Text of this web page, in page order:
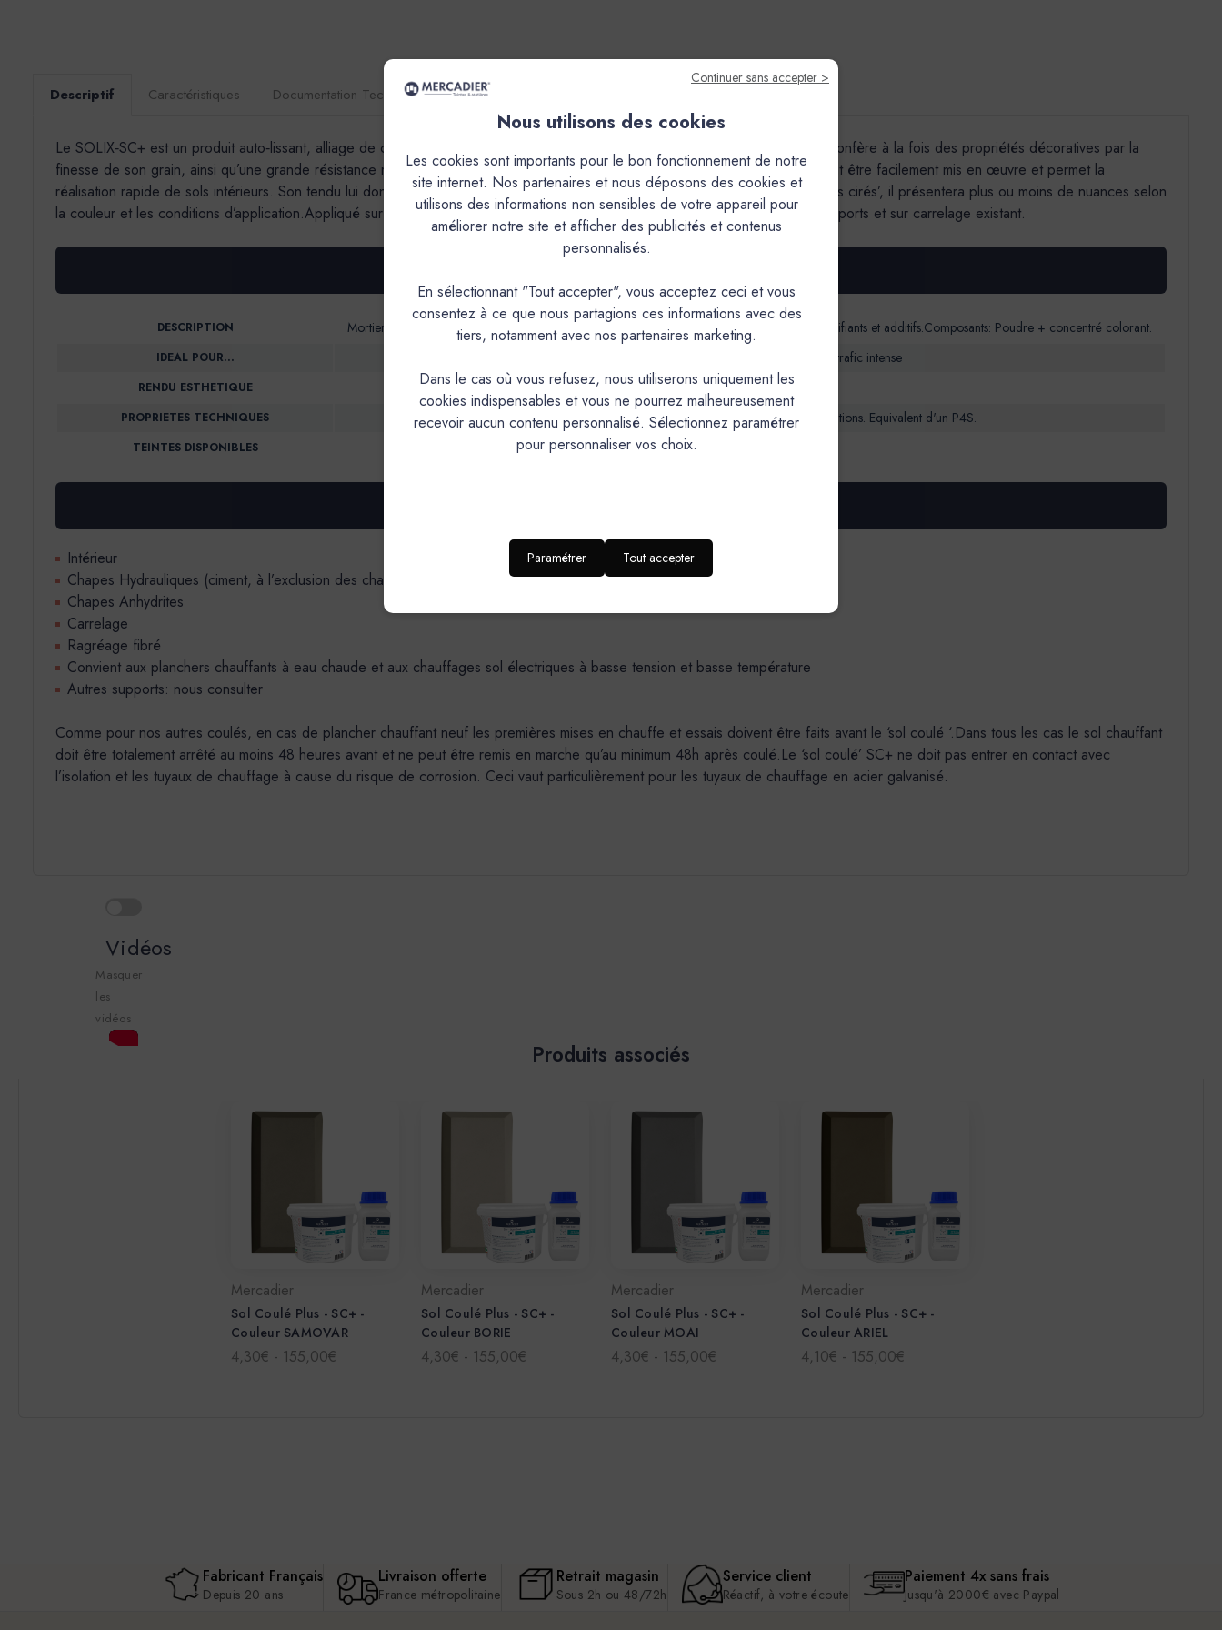
Descriptif Caractéristiques Documentation Technique Couleurs & Échantillons
Le SOLIX‐SC+ est un produit auto‐lissant, alliage de ciments spéciaux, charges minérales, fluidifiants et additifs.Sa formule lui confère à la fois des propriétés décoratives par la
finesse de son grain, ainsi qu’une grande résistance mécanique, du niveau d'un classement à P4S.De consistance fluide, il peut être facilement mis en œuvre et permet la
réalisation rapide de sols intérieurs. Son tendu lui donne l'aspect d’un béton lissé, teinté dans la masse. Comme tous les ‘bétons cirés’, il présentera plus ou moins de nuances selon
la couleur et les conditions d’application.Appliqué sur une épaisseur de 4 à 10 mm, il permet de travailler sur la plupart des supports et sur carrelage existant.
DESCRIPTION Mortier auto-lissant, teinté dans la masse, alliage de ciments spéciaux, charges minérales, fluidifiants et additifs.Composants: Poudre + concentré colorant.
IDEAL POUR… Sol intérieur de grande superficie, adapté au trafic intense
RENDU ESTHETIQUE Aspect tendu et soyeux, grain fin.
PROPRIETES TECHNIQUES Grande résistance mécanique, bonne résistance aux sollicitations. Equivalent d'un P4S.
TEINTES DISPONIBLES
Intérieur
Chapes Hydrauliques (ciment, à l’exclusion des chapes légères)
Chapes Anhydrites
Carrelage
Ragréage fibré
Convient aux planchers chauffants à eau chaude et aux chauffages sol électriques à basse tension et basse température
Autres supports: nous consulter
Comme pour nos autres coulés, en cas de plancher chauffant neuf les premières mises en chauffe et essais doivent être faits avant le ‘sol coulé ‘.Dans tous les cas le sol chauffant
doit être totalement arrêté au moins 48 heures avant et ne peut être remis en marche qu’au minimum 48h après coulé.Le ‘sol coulé’ SC+ ne doit pas entrer en contact avec
l’isolation et les tuyaux de chauffage à cause du risque de corrosion. Ceci vaut particulièrement pour les tuyaux de chauffage en acier galvanisé.
Vidéos
Masquer
les
vidéos
Produits associés
Mercadier
Sol Coulé Plus - SC+ -
Couleur SAMOVAR
4,30€ - 155,00€
Mercadier
Sol Coulé Plus - SC+ -
Couleur BORIE
4,30€ - 155,00€
Mercadier
Sol Coulé Plus - SC+ -
Couleur MOAI
4,30€ - 155,00€
Mercadier
Sol Coulé Plus - SC+ -
Couleur ARIEL
4,10€ - 155,00€
Fabricant Français
Depuis 20 ans
Livraison offerte
France métropolitaine
Retrait magasin
Sous 2h ou 48/72h
Service client
Réactif, à votre écoute
Paiement 4x sans frais
Jusqu'à 2000€ avec Paypal
Continuer sans accepter >
Nous utilisons des cookies
Les cookies sont importants pour le bon fonctionnement de notre
site internet. Nos partenaires et nous déposons des cookies et
utilisons des informations non sensibles de votre appareil pour
améliorer notre site et afficher des publicités et contenus
personnalisés.
En sélectionnant "Tout accepter", vous acceptez ceci et vous
consentez à ce que nous partagions ces informations avec des
tiers, notamment avec nos partenaires marketing.
Dans le cas où vous refusez, nous utiliserons uniquement les
cookies indispensables et vous ne pourrez malheureusement
recevoir aucun contenu personnalisé. Sélectionnez paramétrer
pour personnaliser vos choix.
Paramétrer Tout accepter